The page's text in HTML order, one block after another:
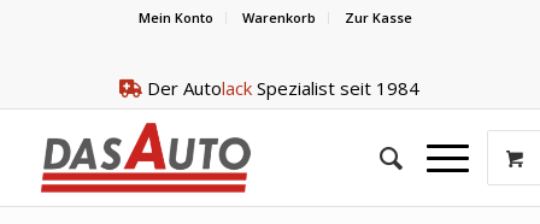
Mein Konto Warenkorb Zur Kasse
Der Autolack Spezialist seit 1984